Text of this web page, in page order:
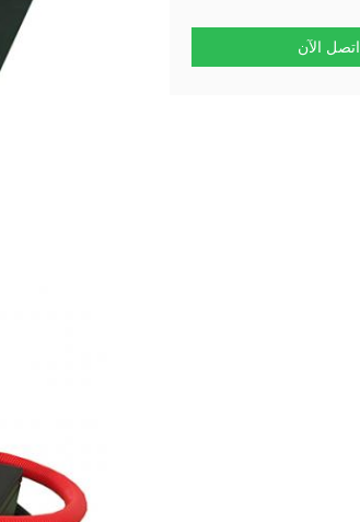
اتصل الآن